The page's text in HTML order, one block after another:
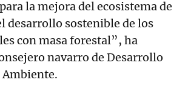
la mejora del ecosistema de
desarrollo sostenible de los
con masa forestal”, ha
navarro de Desarrollo